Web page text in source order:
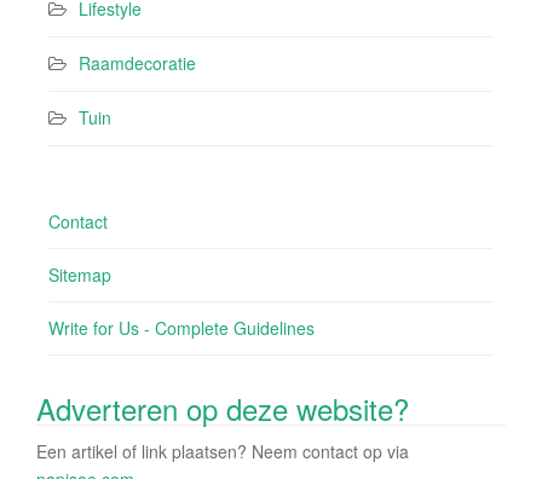
Lifestyle
Raamdecoratie
Tuin
Contact
Sitemap
Write for Us - Complete Guidelines
Adverteren op deze website?
Een artikel of link plaatsen? Neem contact op via